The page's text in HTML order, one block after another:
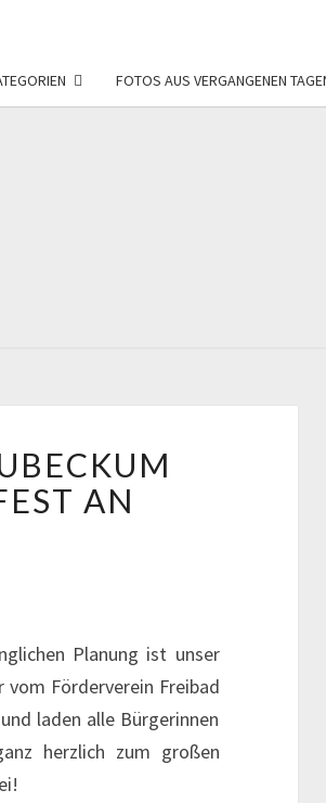
FOTOS AUS VERGANGENEN
AN F
Planung ist unser
vom Förderverein Freibad
laden alle Bürgerinnen
herzlich zum großen